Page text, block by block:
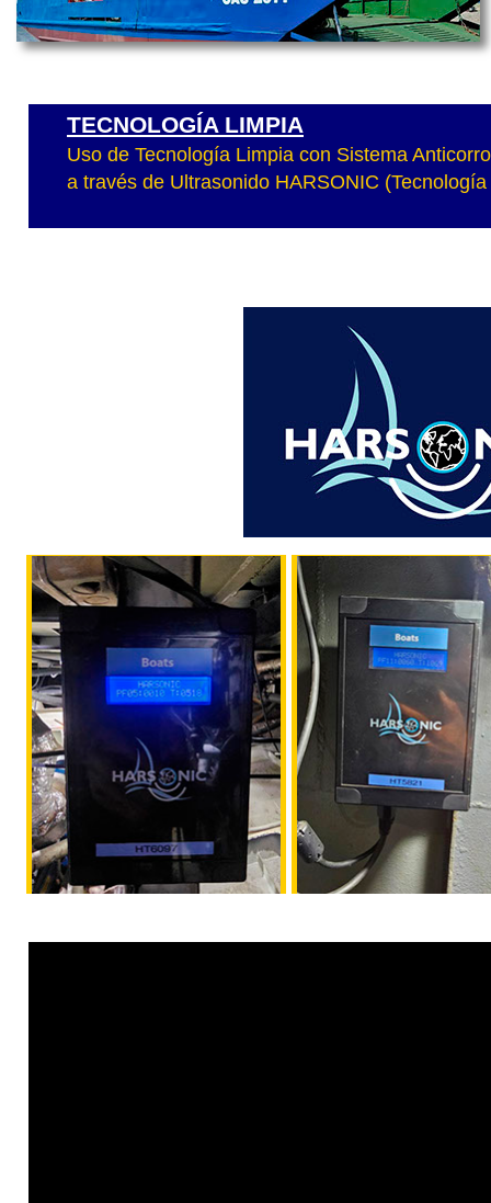
TECNOLOGÍA LIMPIA
Uso de Tecnología Limpia con Sistema
a través de Ultrasonido HARSONIC